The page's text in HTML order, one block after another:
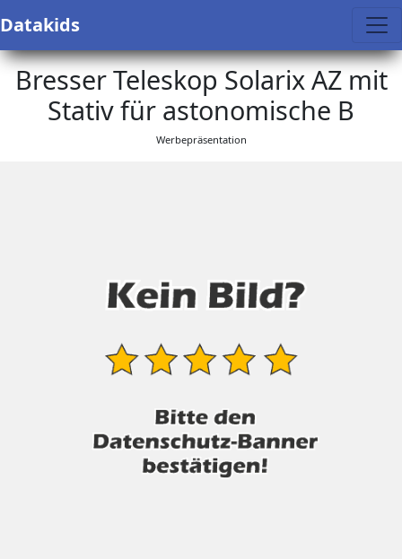
Datakids
Bresser Teleskop Solarix AZ mit
Stativ für astonomische B
Werbepräsentation